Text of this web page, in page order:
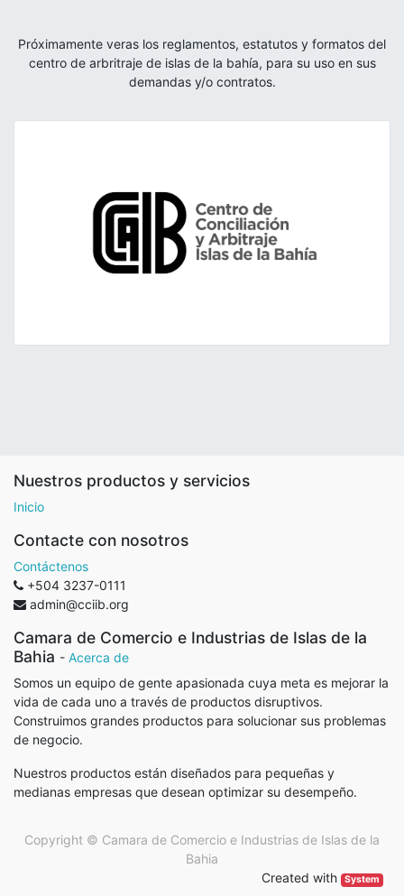
Próximamente veras los reglamentos, estatutos y formatos del
centro de arbritraje de islas de la bahía, para su uso en sus
demandas y/o contratos.
Nuestros productos y servicios
Inicio
Contacte con nosotros
Contáctenos
+504 3237-0111
admin@cciib.org
Camara de Comercio e Industrias de Islas de la
Bahia - Acerca de
Somos un equipo de gente apasionada cuya meta es mejorar la
vida de cada uno a través de productos disruptivos.
Construimos grandes productos para solucionar sus problemas
de negocio.
Nuestros productos están diseñados para pequeñas y
medianas empresas que desean optimizar su desempeño.
Copyright © Camara de Comercio e Industrias de Islas de la
Bahia
Created with
System